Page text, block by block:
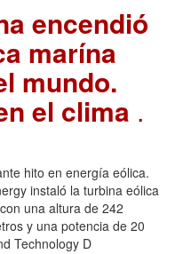
encendió
marína
mundo.
el clima .
hito en energía eólica.
instaló la turbina eólica
una altura de 242
y una potencia de 20
Technology D